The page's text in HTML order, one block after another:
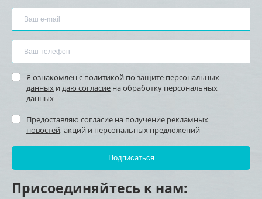
Я ознакомлен с политикой по защите персональных
данных и даю согласие на обработку персональных
данных
Предоставляю согласие на получение рекламных
новостей, акций и персональных предложений
Присоединяйтесь к нам: